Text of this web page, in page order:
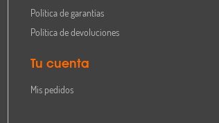
Política de garantías
Política de devoluciones
Tu cuenta
Mis pedidos